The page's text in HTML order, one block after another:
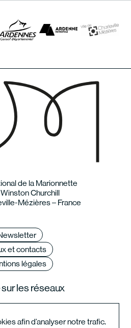
afin d’analyser notre trafic.
de la Marionnette
Churchill
Mézières – France
et contacts
légales
sur les réseaux